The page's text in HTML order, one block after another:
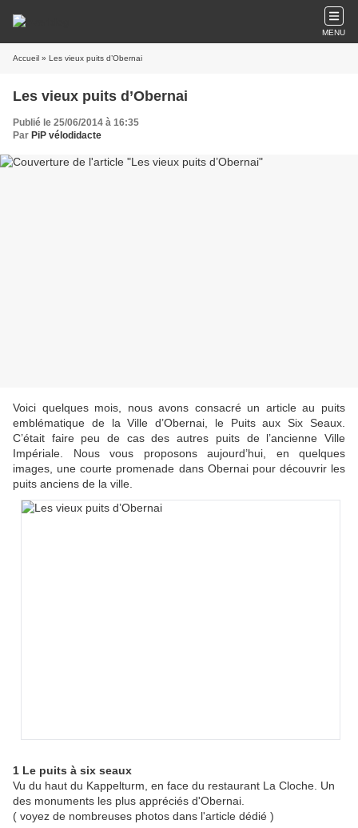
MENU
Accueil » Les vieux puits d’Obernai
Les vieux puits d’Obernai
Publié le 25/06/2014 à 16:35
Par PiP vélodidacte
Voici quelques mois, nous avons consacré un article au puits
emblématique de la Ville d’Obernai, le Puits aux Six Seaux.
C’était faire peu de cas des autres puits de l’ancienne Ville
Impériale. Nous vous proposons aujourd’hui, en quelques
images, une courte promenade dans Obernai pour découvrir les
puits anciens de la ville.
1 Le puits à six seaux
Vu du haut du Kappelturm, en face du restaurant La Cloche. Un
des monuments les plus appréciés d'Obernai.
( voyez de nombreuses photos dans l'article dédié )